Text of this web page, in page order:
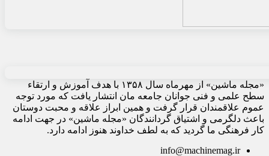
«مجله ماشین» از مهرماه سال ۱۳۵۸ با هدف آموزش و ارتقاء
سطح علمی و فنی جوانان جامعه مان انتشار یافت که مورد توجه
عموم علاقمندان قرار گرفت و همین ابراز علاقه و محبت دوستان
باعث دلگرمی و اشتیاق گردانندگان «مجله ماشین» در جهت ادامه
کار فرهنگی ما گردید که به لطف خداوند هنوز ادامه دارد.
info@machinemag.ir